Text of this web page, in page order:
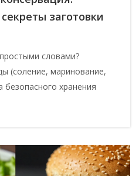
заготовки
словами?
(соление, маринование,
безопасного хранения